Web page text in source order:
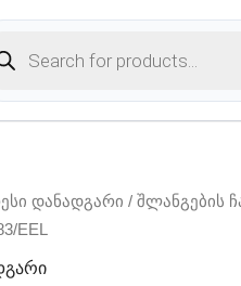
დანადგარი / შლანგების
EEL